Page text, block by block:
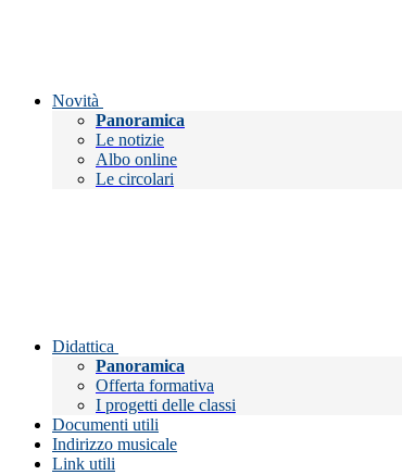
Novità
Panoramica
Le notizie
Albo online
Le circolari
Didattica
Panoramica
Offerta formativa
I progetti delle classi
Documenti utili
Indirizzo musicale
Link utili